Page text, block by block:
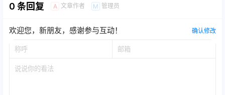
0 条回复 A 文章作者 M 管理员
欢迎您，新朋友，感谢参与互动！ 确认修改